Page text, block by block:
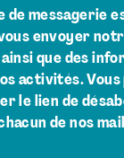
de messagerie
envoyer
que des
activités. Vous
le lien de
de nos